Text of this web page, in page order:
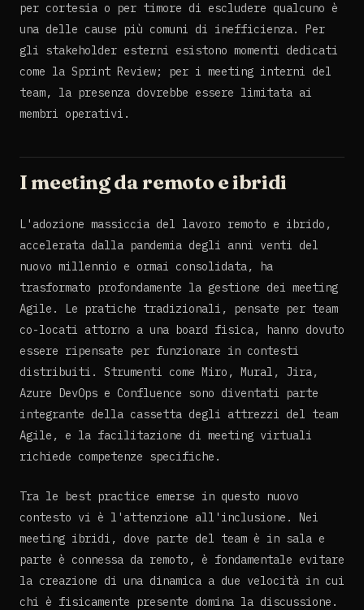
per cortesia o per timore di escludere qualcuno è
una delle cause più comuni di inefficienza. Per
gli stakeholder esterni esistono momenti dedicati
come la Sprint Review; per i meeting interni del
team, la presenza dovrebbe essere limitata ai
membri operativi.
I meeting da remoto e ibridi
L'adozione massiccia del lavoro remoto e ibrido,
accelerata dalla pandemia degli anni venti del
nuovo millennio e ormai consolidata, ha
trasformato profondamente la gestione dei meeting
Agile. Le pratiche tradizionali, pensate per team
co-locati attorno a una board fisica, hanno dovuto
essere ripensate per funzionare in contesti
distribuiti. Strumenti come Miro, Mural, Jira,
Azure DevOps e Confluence sono diventati parte
integrante della cassetta degli attrezzi del team
Agile, e la facilitazione di meeting virtuali
richiede competenze specifiche.
Tra le best practice emerse in questo nuovo
contesto vi è l'attenzione all'inclusione. Nei
meeting ibridi, dove parte del team è in sala e
parte è connessa da remoto, è fondamentale evitare
la creazione di una dinamica a due velocità in cui
chi è fisicamente presente domina la discussione.